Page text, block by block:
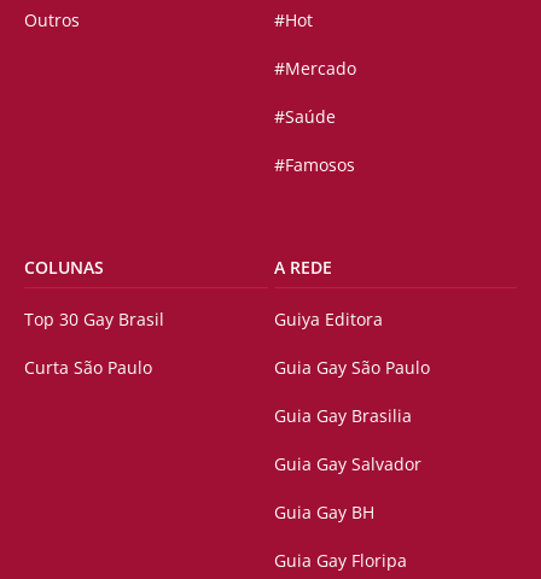
Outros #Hot
#Mercado
#Saúde
#Famosos
COLUNAS
Top 30 Gay Brasil
Curta São Paulo
A REDE
Guiya Editora
Guia Gay São Paulo
Guia Gay Brasilia
Guia Gay Salvador
Guia Gay BH
Guia Gay Floripa